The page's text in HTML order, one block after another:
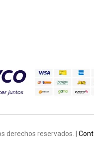
derechos reservados. |